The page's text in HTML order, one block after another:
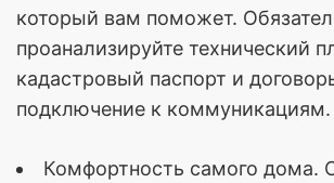
который вам поможет.
проанализируйте технический
кадастровый паспорт и
подключение к коммуникациям.
Комфортность самого дома.